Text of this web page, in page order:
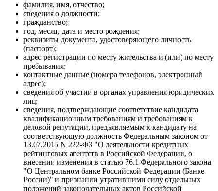
фамилия, имя, отчество;
сведения о должности;
гражданство;
год, месяц, дата и место рождения;
реквизиты документа, удостоверяющего личность
(паспорт);
адрес регистрации по месту жительства и (или) по месту
пребывания;
контактные данные (номера телефонов, электронный
адрес);
сведения об участии в органах управления юридических
лиц;
сведения, подтверждающие соответствие кандидата
квалификационным требованиям и требованиям к
деловой репутации, предъявляемым к кандидату на
соответствующую должность Федеральным законом от
13.07.2015 N 222-ФЗ "О деятельности кредитных
рейтинговых агентств в Российской Федерации, о
внесении изменения в статью 76.1 Федерального закона
"О Центральном банке Российской Федерации (Банке
России)" и признании утратившими силу отдельных
положений законодательных актов Российской